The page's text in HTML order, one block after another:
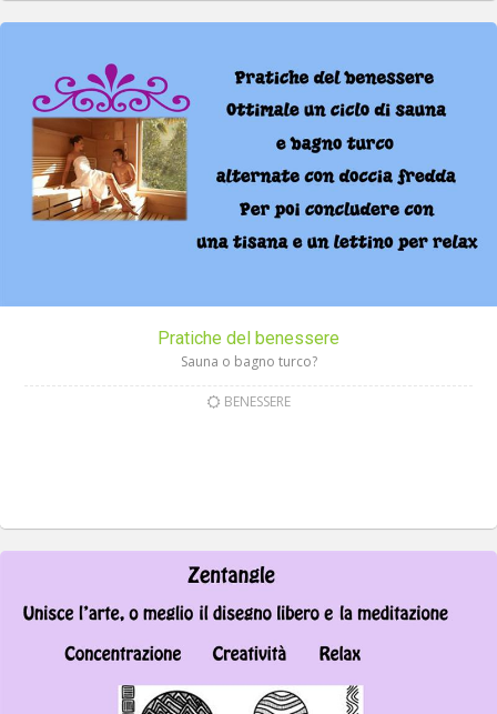
Pratiche del benessere
Sauna o bagno turco?
BENESSERE